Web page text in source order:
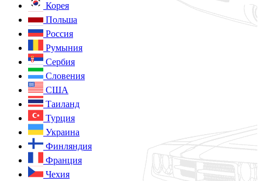
Корея
Польша
Россия
Румыния
Сербия
Словения
США
Таиланд
Турция
Украина
Финляндия
Франция
Чехия